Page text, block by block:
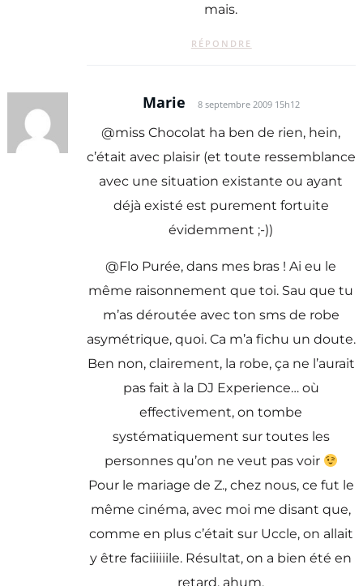
mais.
RÉPONDRE
Marie 8 septembre 2009 15h12
@miss Chocolat ha ben de rien, hein,
c’était avec plaisir (et toute ressemblance
avec une situation existante ou ayant
déjà existé est purement fortuite
évidemment ;-))
@Flo Purée, dans mes bras ! Ai eu le
même raisonnement que toi. Sau que tu
m’as déroutée avec ton sms de robe
asymétrique, quoi. Ca m’a fichu un doute.
Ben non, clairement, la robe, ça ne l’aurait
pas fait à la DJ Experience… où
effectivement, on tombe
systématiquement sur toutes les
personnes qu’on ne veut pas voir
Pour le mariage de Z., chez nous, ce fut le
même cinéma, avec moi me disant que,
comme en plus c’était sur Uccle, on allait
y être faciiiiiile. Résultat, on a bien été en
retard, ahum.